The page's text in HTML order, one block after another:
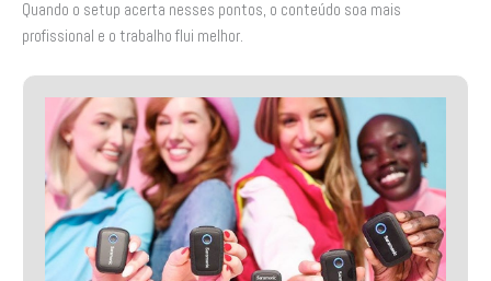
Quando o setup acerta nesses pontos, o conteúdo soa mais
profissional e o trabalho flui melhor.